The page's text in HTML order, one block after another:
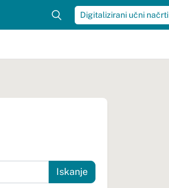
Digitalizirani učni načrti